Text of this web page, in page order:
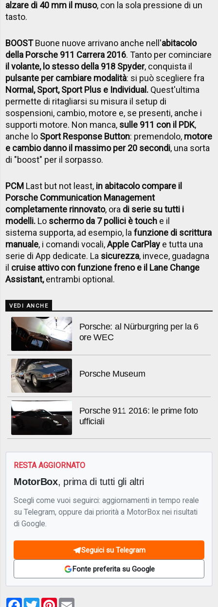
alzare di 40 mm il muso, con la sola pressione di un
tasto.
BOOSTBuone nuove arrivano anche nell'abitacolo
della Porsche 911 Carrera 2016. Tanto per cominciare
il volante, lo stesso della 918 Spyder, conquista il
pulsante per cambiare modalità: si può scegliere fra
Normal, Sport, Sport Plus e Individual. Quest'ultima
permette di ritagliarsi su misura il setup di
sospensioni, cambio, motore e, se presenti, anche i
supporti motore. Non manca, sulle 911 con il PDK,
anche lo Sport Response Button: premendolo, motore
e cambio danno il massimo per 20 secondi, una sorta
di "boost" per il sorpasso.
PCM Last but not least, in abitacolo compare il
Porsche Communication Management
completamente rinnovato, ora di serie su tutti i
modelli. Lo schermo da 7 pollici è touch e il
sistema supporta, ad esempio, lafunzione di scrittura
manuale, i comandi vocali,Apple CarPlay e tutta una
serie di App dedicate. La sicurezza, invece, guadagna
il cruise attivo con funzione freno e il Lane Change
Assistant,entrambi optional.
VEDI ANCHE
Porsche: al Nürburgring per la 6
ore WEC
Porsche Museum
Porsche 911 2016: le prime foto
ufficiali
RESTA AGGIORNATO
MotorBox, prima di tutti gli altri
Scegli come vuoi seguirci: aggiornamenti in tempo reale
su Telegram, oppure dai priorità a MotorBox nei risultati
di Google.
Seguici su Telegram
Fonte preferita su Google
Facebook
TwitterPinterest